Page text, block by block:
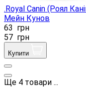
.Royal Canin (Роял
Мейн Кунов
63 грн
57 грн
Купити
Ще 4 товари ...